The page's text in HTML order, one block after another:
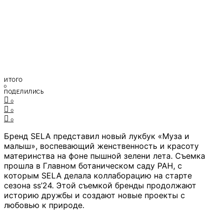
ИТОГО
0
ПОДЕЛИЛИСЬ
0
0
0
Бренд SELA представил новый лукбук «Муза и
малыш», воспевающий женственность и красоту
материнства на фоне пышной зелени лета. Съемка
прошла в Главном ботаническом саду РАН, с
которым SELA делала коллаборацию на старте
сезона ss’24. Этой съемкой бренды продолжают
историю дружбы и создают новые проекты с
любовью к природе.